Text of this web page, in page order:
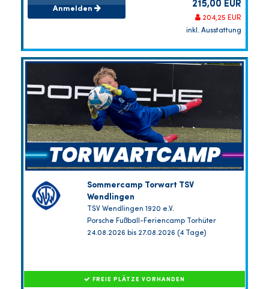
Anmelden 215,00 EUR
204,25 EUR
inkl. Ausstattung
Sommercamp Torwart TSV
Wendlingen
TSV Wendlingen 1920 e.V.
Porsche Fußball-Feriencamp Torhüter
24.08.2026 bis 27.08.2026 (4 Tage)
FREIE PLÄTZE VORHANDEN